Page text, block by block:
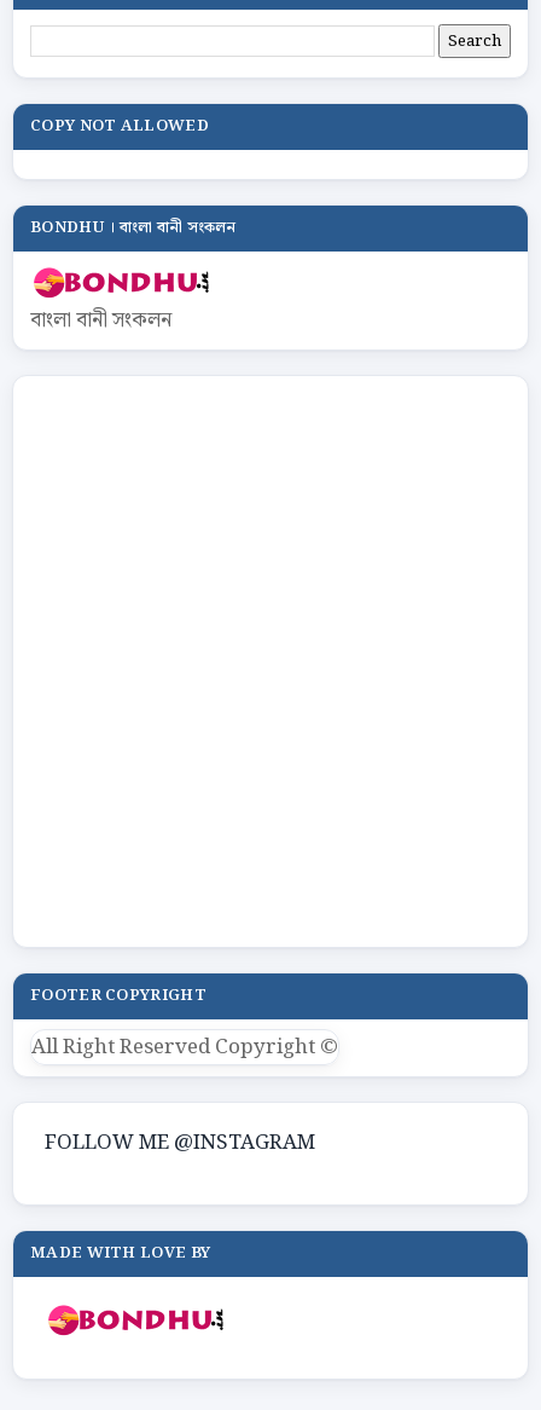
COPY NOT ALLOWED
BONDHU । বাংলা বানী সংকলন
বাংলা বানী সংকলন
FOOTER COPYRIGHT
All Right Reserved Copyright ©
FOLLOW ME @INSTAGRAM
MADE WITH LOVE BY